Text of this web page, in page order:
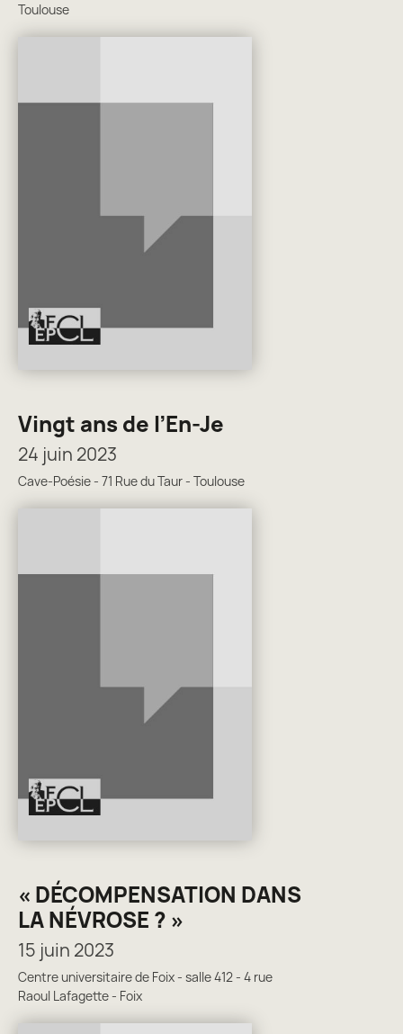
Toulouse
Vingt ans de l’En-Je
24 juin 2023
Cave-Poésie - 71 Rue du Taur - Toulouse
« DÉCOMPENSATION DANS
LA NÉVROSE ? »
15 juin 2023
Centre universitaire de Foix - salle 412 - 4 rue
Raoul Lafagette - Foix